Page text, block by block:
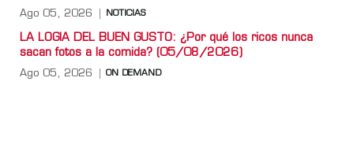
Ago 05, 2026 NOTICIAS
LA LOGIA DEL BUEN GUSTO: ¿Por qué los ricos nunca
sacan fotos a la comida? (05/08/2026)
Ago 05, 2026 ON DEMAND